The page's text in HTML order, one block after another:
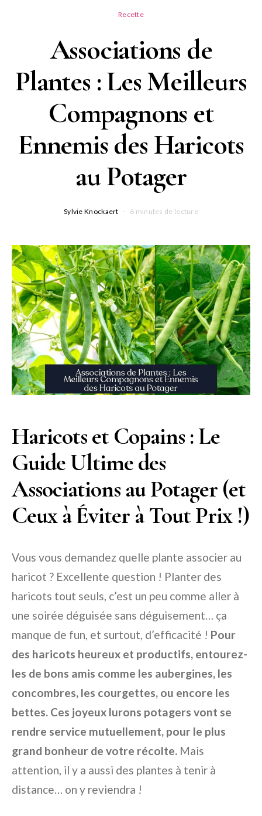
Recette
Associations de
Plantes : Les Meilleurs
Compagnons et
Ennemis des Haricots
au Potager
Sylvie Knockaert 6 minutes de lecture
Haricots et Copains : Le
Guide Ultime des
Associations au Potager (et
Ceux à Éviter à Tout Prix !)
Vous vous demandez quelle plante associer au
haricot ? Excellente question ! Planter des
haricots tout seuls, c’est un peu comme aller à
une soirée déguisée sans déguisement… ça
manque de fun, et surtout, d’efficacité ! Pour
des haricots heureux et productifs, entourez-
les de bons amis comme les aubergines, les
concombres, les courgettes, ou encore les
bettes. Ces joyeux lurons potagers vont se
rendre service mutuellement, pour le plus
grand bonheur de votre récolte. Mais
attention, il y a aussi des plantes à tenir à
distance… on y reviendra !